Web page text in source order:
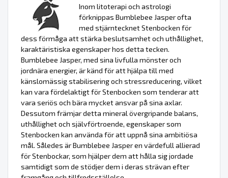
Inom litoterapi och astrologi
förknippas Bumblebee Jasper ofta
med stjärntecknet Stenbocken för
dess förmåga att stärka beslutsamhet och uthållighet,
karaktäristiska egenskaper hos detta tecken.
Bumblebee Jasper, med sina livfulla mönster och
jordnära energier, är känd för att hjälpa till med
känslomässig stabilisering och stressreducering, vilket
kan vara fördelaktigt för Stenbocken som tenderar att
vara seriös och bära mycket ansvar på sina axlar.
Dessutom främjar detta mineral övergripande balans,
uthållighet och självförtroende, egenskaper som
Stenbocken kan använda för att uppnå sina ambitiösa
mål. Således är Bumblebee Jasper en värdefull allierad
för Stenbockar, som hjälper dem att hålla sig jordade
samtidigt som de stödjer dem i deras strävan efter